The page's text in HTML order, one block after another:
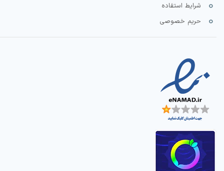
شرایط استفاده
حریم خصوصی